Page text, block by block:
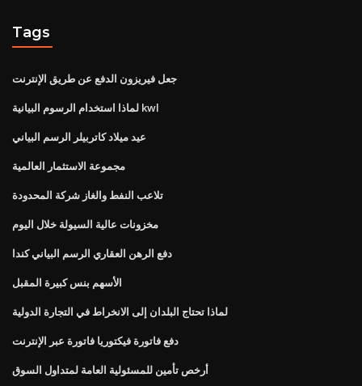
Tags
جعل فيريزون الدفع عن طريق الإنترنت
لماذا استخدام الرسوم البيانية kwl
عيد ميلاد كاتربيلر الرسم البياني
مجموعة الاستثمار العالمية
تلاعب النفط والغاز شركة المحدودة
مخزونات عالية السيولة خلال اليوم
دفع الرهن العقاري الرسم البياني كندا
الأسهم بنس كبيرة المقبل
لماذا تحتاج البلدان إلى الانخراط في التجارة الدولية
دفع فاتورة فيكتوريا فاتورة عبر الإنترنت
أرخص تأمين للمسئولية العامة لمتداول السوق